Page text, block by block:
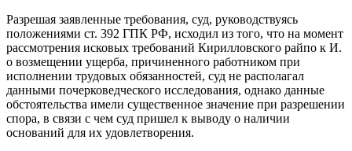
Разрешая заявленные требования, суд, руководствуясь
положениями ст. 392 ГПК РФ, исходил из того, что на момент
рассмотрения исковых требований Кирилловского райпо к И.
о возмещении ущерба, причиненного работником при
исполнении трудовых обязанностей, суд не располагал
данными почерковедческого исследования, однако данные
обстоятельства имели существенное значение при разрешении
спора, в связи с чем суд пришел к выводу о наличии
оснований для их удовлетворения.